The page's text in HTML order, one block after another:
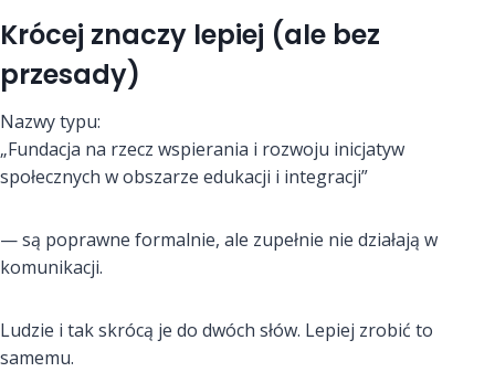
Krócej znaczy lepiej (ale bez
przesady)
Nazwy typu:
„Fundacja na rzecz wspierania i rozwoju inicjatyw
społecznych w obszarze edukacji i integracji”
— są poprawne formalnie, ale zupełnie nie działają w
komunikacji.
Ludzie i tak skrócą je do dwóch słów. Lepiej zrobić to
samemu.